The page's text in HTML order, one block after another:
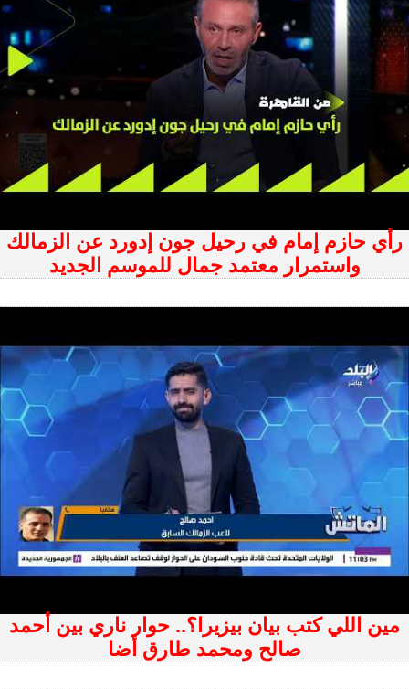
رأي حازم إمام في رحيل جون إدورد عن الزمالك
واستمرار معتمد جمال للموسم الجديد
مين اللي كتب بيان بيزيرا؟.. حوار ناري بين أحمد
صالح ومحمد طارق أضا